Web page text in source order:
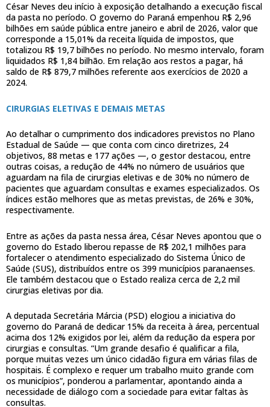
César Neves deu início à exposição detalhando a execução fiscal
da pasta no período. O governo do Paraná empenhou R$ 2,96
bilhões em saúde pública entre janeiro e abril de 2026, valor que
corresponde a 15,01% da receita líquida de impostos, que
totalizou R$ 19,7 bilhões no período. No mesmo intervalo, foram
liquidados R$ 1,84 bilhão. Em relação aos restos a pagar, há
saldo de R$ 879,7 milhões referente aos exercícios de 2020 a
2024.
CIRURGIAS ELETIVAS E DEMAIS METAS
Ao detalhar o cumprimento dos indicadores previstos no Plano
Estadual de Saúde — que conta com cinco diretrizes, 24
objetivos, 88 metas e 177 ações —, o gestor destacou, entre
outras coisas, a redução de 44% no número de usuários que
aguardam na fila de cirurgias eletivas e de 30% no número de
pacientes que aguardam consultas e exames especializados. Os
índices estão melhores que as metas previstas, de 26% e 30%,
respectivamente.
Entre as ações da pasta nessa área, César Neves apontou que o
governo do Estado liberou repasse de R$ 202,1 milhões para
fortalecer o atendimento especializado do Sistema Único de
Saúde (SUS), distribuídos entre os 399 municípios paranaenses.
Ele também destacou que o Estado realiza cerca de 2,2 mil
cirurgias eletivas por dia.
A deputada Secretária Márcia (PSD) elogiou a iniciativa do
governo do Paraná de dedicar 15% da receita à área, percentual
acima dos 12% exigidos por lei, além da redução da espera por
cirurgias e consultas. “Um grande desafio é qualificar a fila,
porque muitas vezes um único cidadão figura em várias filas de
hospitais. É complexo e requer um trabalho muito grande com
os municípios”, ponderou a parlamentar, apontando ainda a
necessidade de diálogo com a sociedade para evitar faltas às
consultas.